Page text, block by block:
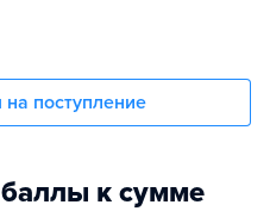
поступление
к сумме